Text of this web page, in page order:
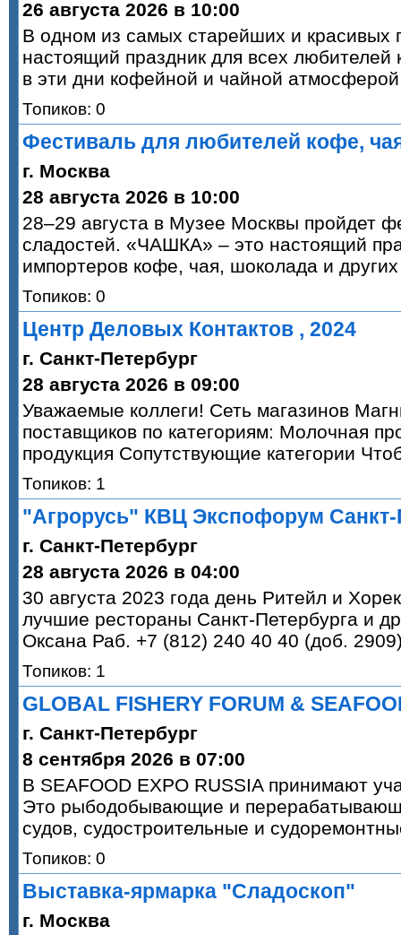
26 августа 2026 в 10:00
В одном из самых старейших и красивых
настоящий праздник для всех
в эти дни кофейной и чайной
Топиков: 0
Фестиваль для любителей кофе,
г. Москва
28 августа 2026 в 10:00
28–29 августа в Музее Москвы пройдет
сладостей. «ЧАШКА» – это настоящий
импортеров кофе, чая, шоколада и
Топиков: 0
Центр Деловых Контактов , 2024
г. Санкт-Петербург
28 августа 2026 в 09:00
Уважаемые коллеги! Сеть магазинов
поставщиков по категориям: Молочная
продукция Сопутствующие категории
Топиков: 1
"Агрорусь" КВЦ Экспофорум Санкт-
г. Санкт-Петербург
28 августа 2026 в 04:00
30 августа 2023 года день Ритейл и
лучшие рестораны Санкт-Петербурга и
Оксана Раб. +7 (812) 240 40 40 (доб.
Топиков: 1
GLOBAL FISHERY FORUM &
г. Санкт-Петербург
8 сентября 2026 в 07:00
В SEAFOOD EXPO RUSSIA принимают
Это рыбодобывающие и
судов, судостроительные и
Топиков: 0
Выставка-ярмарка "Сладоскоп"
г. Москва